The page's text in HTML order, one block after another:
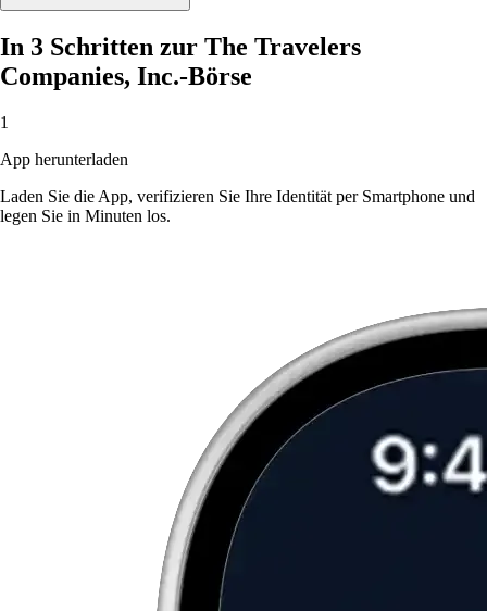
In 3 Schritten zur The Travelers
Companies, Inc.-Börse
1
App herunterladen
Laden Sie die App, verifizieren Sie Ihre Identität per Smartphone und
legen Sie in Minuten los.